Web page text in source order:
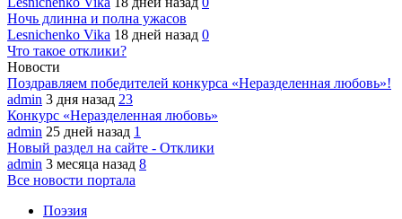
Ночь длинна и полна ужасов
Lesnichenko Vika 18 дней назад 0
Что такое отклики?
Новости
Поздравляем победителей конкурса «Неразделенная любовь»!
admin 3 дня назад 23
Конкурс «Неразделенная любовь»
admin 25 дней назад 1
Новый раздел на сайте - Отклики
admin 3 месяца назад 8
Все новости портала
Поэзия